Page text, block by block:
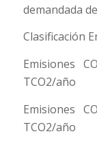
demandada
Clasificación
Emisiones
TCO2/año
Emisiones
TCO2/año